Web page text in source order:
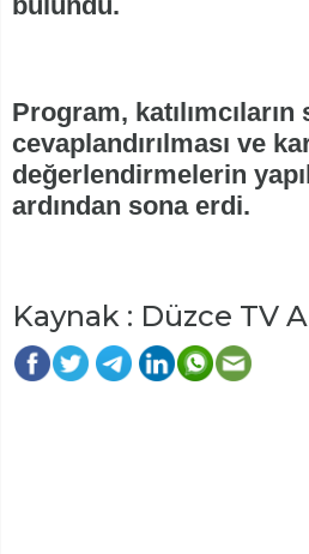
Program, katılımcıların
cevaplandırılması ve
değerlendirmelerin
ardından sona erdi.
Kaynak : Düzce TV